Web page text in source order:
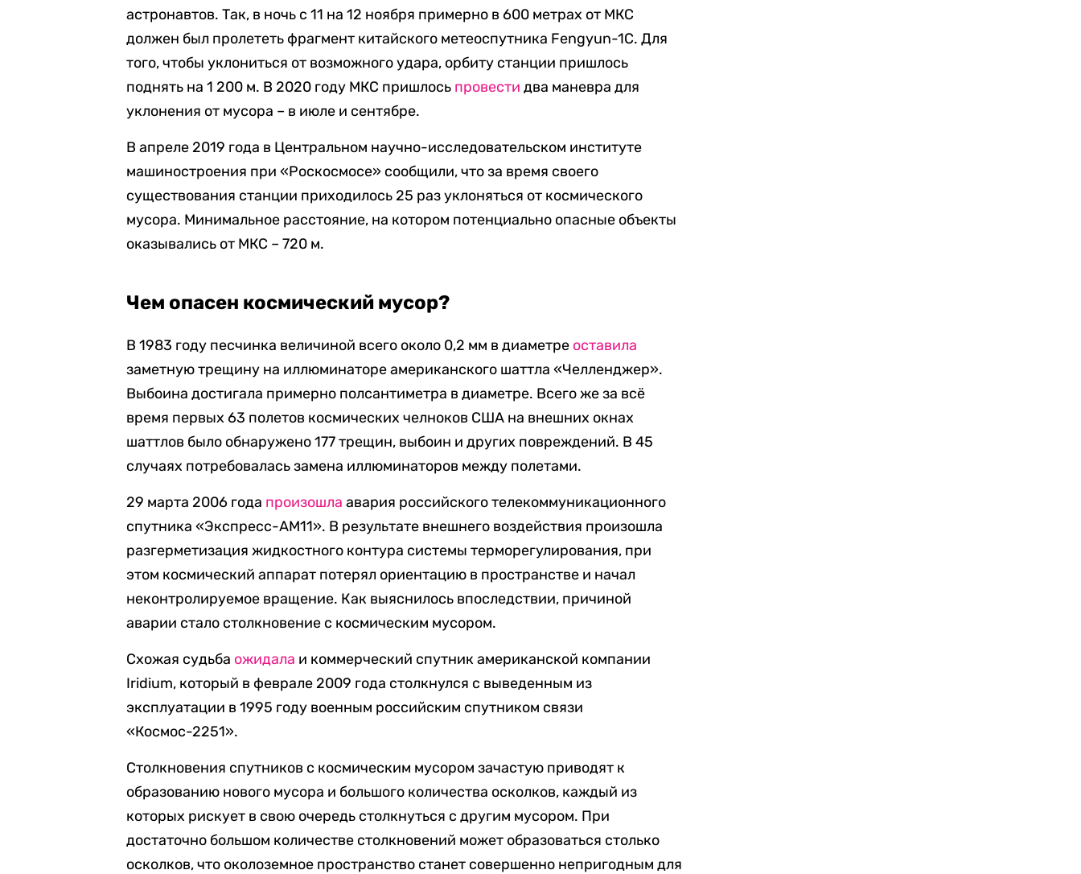
астронавтов. Так, в ночь с 11 на 12 ноября примерно в 600 метрах от МКС
должен был пролететь фрагмент китайского метеоспутника Fengyun-1C. Для
того, чтобы уклониться от возможного удара, орбиту станции пришлось
поднять на 1 200 м. В 2020 году МКС пришлось провести два маневра для
уклонения от мусора – в июле и сентябре.
В апреле 2019 года в Центральном научно-исследовательском институте
машиностроения при «Роскосмосе» сообщили, что за время своего
существования станции приходилось 25 раз уклоняться от космического
мусора. Минимальное расстояние, на котором потенциально опасные объекты
оказывались от МКС – 720 м.
Чем опасен космический мусор?
В 1983 году песчинка величиной всего около 0,2 мм в диаметре оставила
заметную трещину на иллюминаторе американского шаттла «Челленджер».
Выбоина достигала примерно полсантиметра в диаметре. Всего же за всё
время первых 63 полетов космических челноков США на внешних окнах
шаттлов было обнаружено 177 трещин, выбоин и других повреждений. В 45
случаях потребовалась замена иллюминаторов между полетами.
29 марта 2006 года произошла авария российского телекоммуникационного
спутника «Экспресс-АМ11». В результате внешнего воздействия произошла
разгерметизация жидкостного контура системы терморегулирования, при
этом космический аппарат потерял ориентацию в пространстве и начал
неконтролируемое вращение. Как выяснилось впоследствии, причиной
аварии стало столкновение с космическим мусором.
Схожая судьба ожидала и коммерческий спутник американской компании
Iridium, который в феврале 2009 года столкнулся с выведенным из
эксплуатации в 1995 году военным российским спутником связи
«Космос-2251».
Столкновения спутников с космическим мусором зачастую приводят к
образованию нового мусора и большого количества осколков, каждый из
которых рискует в свою очередь столкнуться с другим мусором. При
достаточно большом количестве столкновений может образоваться столько
осколков, что околоземное пространство станет совершенно непригодным для